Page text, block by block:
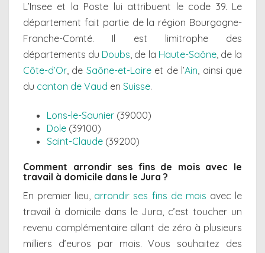
L’Insee et la Poste lui attribuent le code 39. Le
département fait partie de la région Bourgogne-
Franche-Comté. Il est limitrophe des
départements du Doubs, de la Haute-Saône, de la
Côte-d’Or, de Saône-et-Loireet de l’Ain, ainsi que
du canton de Vaud en Suisse.
Lons-le-Saunier (39000)
Dole (39100)
Saint-Claude (39200)
Comment arrondir ses fins de mois avec le
travail à domicile dans le Jura ?
En premier lieu, arrondir ses fins de mois avec le
travail à domicile dans le Jura, c’est toucher un
revenu complémentaire allant de zéro à plusieurs
milliers d’euros par mois. Vous souhaitez des